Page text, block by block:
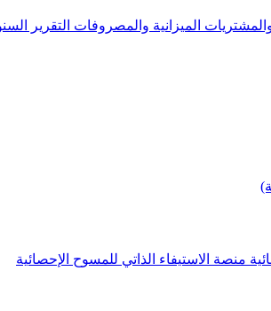
الميزانية والمصروفات التقرير
منصة الاستيفاء الذاتي للمسوح الإحصائية